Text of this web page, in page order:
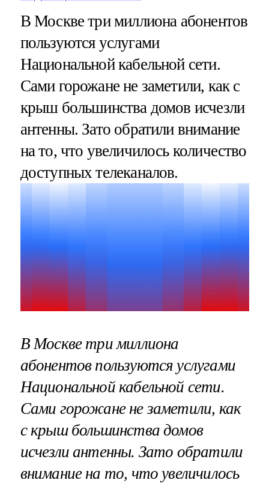
В Москве три миллиона абонентов
пользуются услугами
Национальной кабельной сети.
Сами горожане не заметили, как с
крыш большинства домов исчезли
антенны. Зато обратили внимание
на то, что увеличилось количество
доступных телеканалов.
В Москве три миллиона
абонентов пользуются услугами
Национальной кабельной сети.
Сами горожане не заметили, как
с крыш большинства домов
исчезли антенны. Зато обратили
внимание на то, что увеличилось